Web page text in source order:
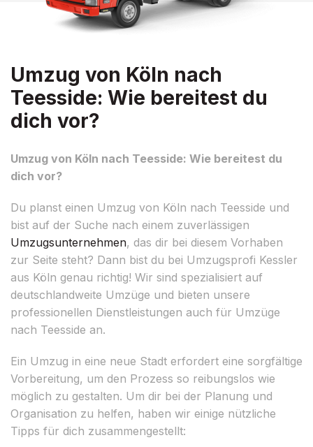
Umzug von Köln nach
Teesside: Wie bereitest du
dich vor?
Umzug von Köln nach Teesside: Wie bereitest du
dich vor?
Du planst einen Umzug von Köln nach Teesside und
bist auf der Suche nach einem zuverlässigen
Umzugsunternehmen, das dir bei diesem Vorhaben
zur Seite steht? Dann bist du bei Umzugsprofi Kessler
aus Köln genau richtig! Wir sind spezialisiert auf
deutschlandweite Umzüge und bieten unsere
professionellen Dienstleistungen auch für Umzüge
nach Teesside an.
Ein Umzug in eine neue Stadt erfordert eine sorgfältige
Vorbereitung, um den Prozess so reibungslos wie
möglich zu gestalten. Um dir bei der Planung und
Organisation zu helfen, haben wir einige nützliche
Tipps für dich zusammengestellt: